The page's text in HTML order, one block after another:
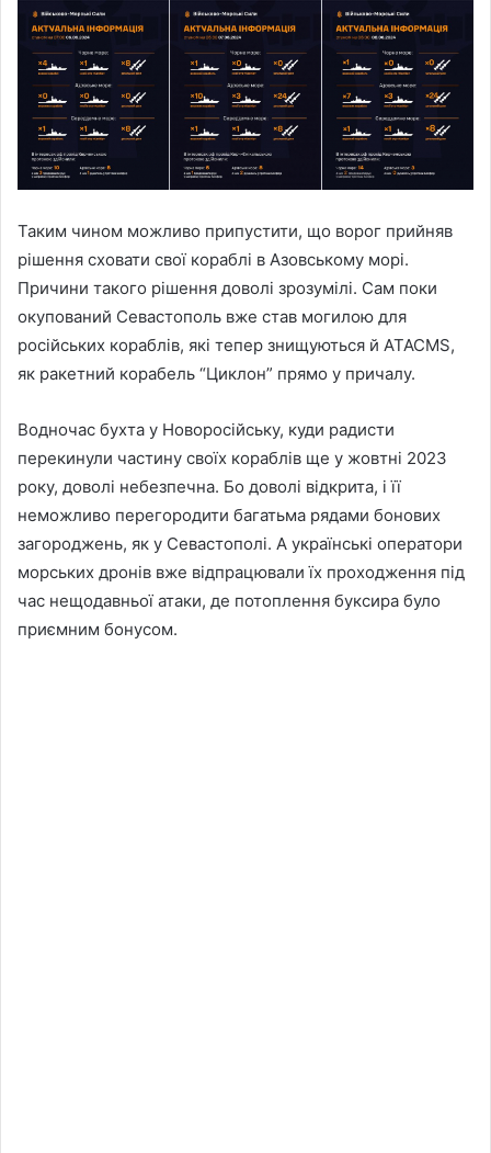
Таким чином можливо припустити, що ворог прийняв
рішення сховати свої кораблі в Азовському морі.
Причини такого рішення доволі зрозумілі. Сам поки
окупований Севастополь вже став могилою для
російських кораблів, які тепер знищуються й ATACMS,
як ракетний корабель “Циклон” прямо у причалу.
Водночас бухта у Новоросійську, куди радисти
перекинули частину своїх кораблів ще у жовтні 2023
року, доволі небезпечна. Бо доволі відкрита, і її
неможливо перегородити багатьма рядами бонових
загороджень, як у Севастополі. А українські оператори
морських дронів вже відпрацювали їх проходження під
час нещодавньої атаки, де потоплення буксира було
приємним бонусом.